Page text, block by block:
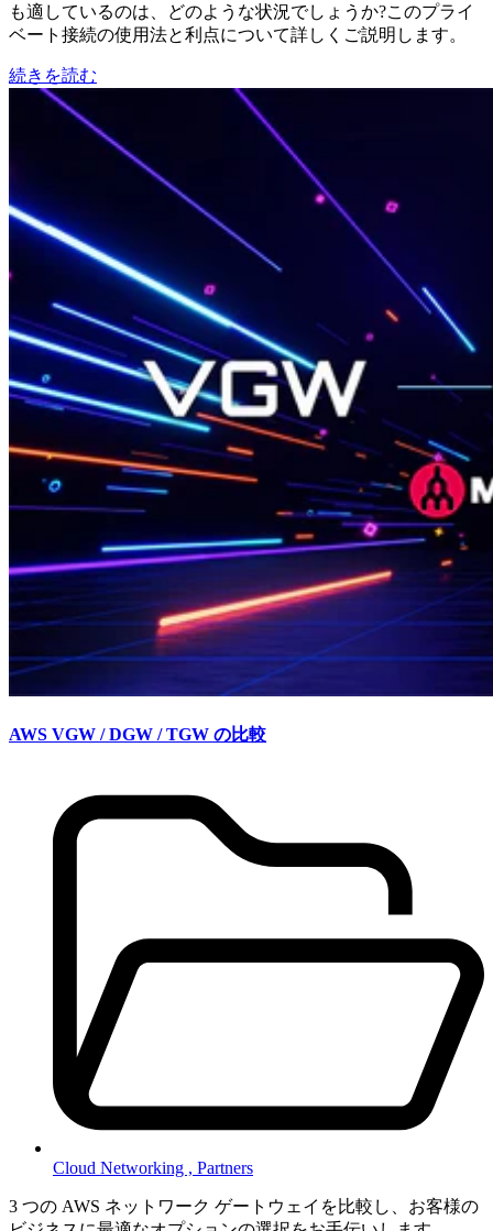
も適しているのは、どのような状況でしょうか?このプライ
ベート接続の使用法と利点について詳しくご説明します。
続きを読む
AWS VGW / DGW / TGW の比較
Cloud Networking , Partners
3 つの AWS ネットワーク ゲートウェイを比較し、お客様の